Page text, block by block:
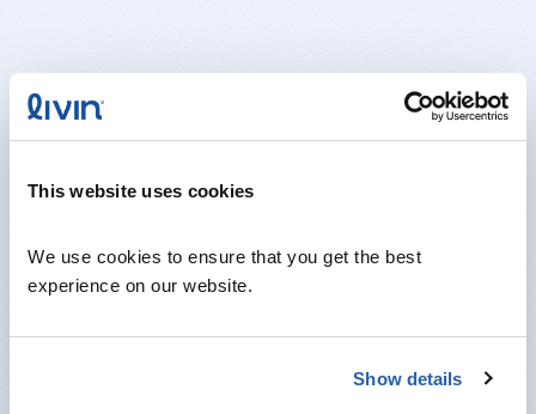
This website uses cookies
We use cookies to ensure that you get the best
experience on our website.
Show details